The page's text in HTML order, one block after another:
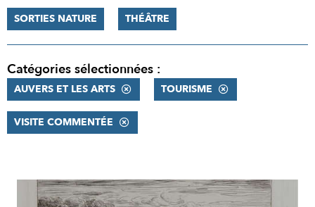
SORTIES NATURE THÉÂTRE
Catégories sélectionnées :
AUVERS ET LES ARTS TOURISME
VISITE COMMENTÉE
RÉSULTATS